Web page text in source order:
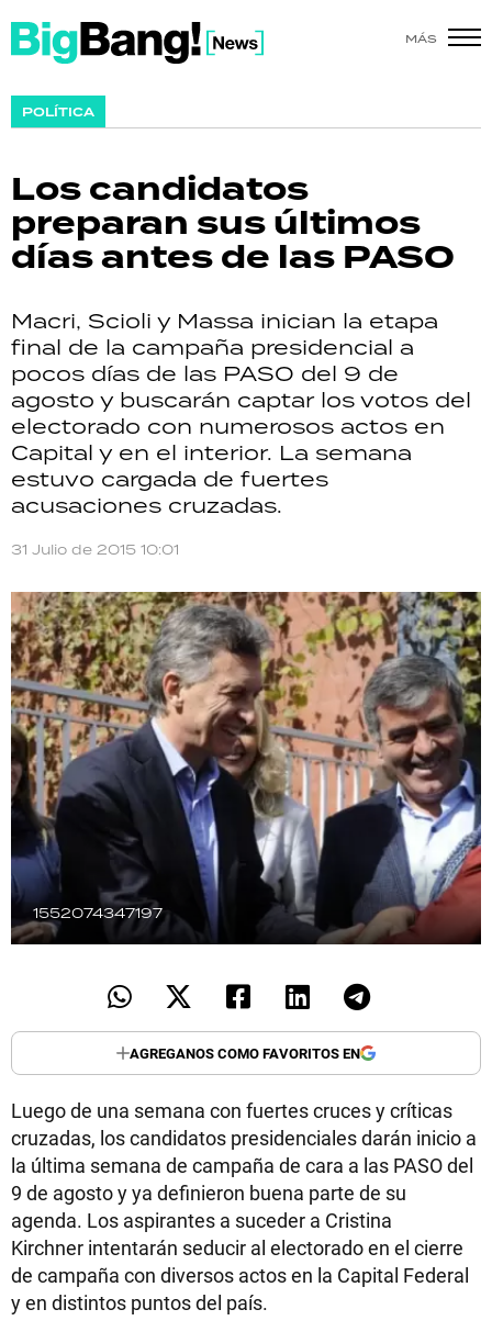
MÁS
POLÍTICA
Los candidatos
preparan sus últimos
días antes de las PASO
Macri, Scioli y Massa inician la etapa
final de la campaña presidencial a
pocos días de las PASO del 9 de
agosto y buscarán captar los votos del
electorado con numerosos actos en
Capital y en el interior. La semana
estuvo cargada de fuertes
acusaciones cruzadas.
31 Julio de 2015 10:01
1552074347197
AGREGANOS COMO FAVORITOS EN
Luego de una semana con fuertes cruces y críticas
cruzadas, los candidatos presidenciales darán inicio a
la última semana de campaña de cara a las PASO del
9 de agosto y ya definieron buena parte de su
agenda. Los aspirantes a suceder a Cristina
Kirchner intentarán seducir al electorado en el cierre
de campaña con diversos actos en la Capital Federal
y en distintos puntos del país.
SHOW
ACTUALIDAD
POLICIALES
ECONOMÍA
GRAN HERMANO
SALUD
DEPORTES
TECNOLOGÍA
RECETAS
PALABRAS
HORÓSCOPO
Seguinos